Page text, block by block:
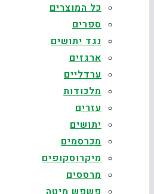
כל המוצרים
ספרים
נגד יתושים
ארגזים
ערדליים
מלכודות
עזרים
יתושים
מכרסמים
מיקרוסקופים
מרססים